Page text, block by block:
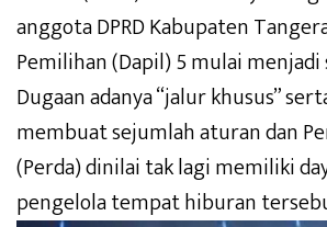
anggota DPRD Kabupaten
Pemilihan (Dapil) 5 mulai
Dugaan adanya “jalur khusus”
membuat sejumlah aturan dan
(Perda) dinilai tak lagi memiliki
pengelola tempat hiburan